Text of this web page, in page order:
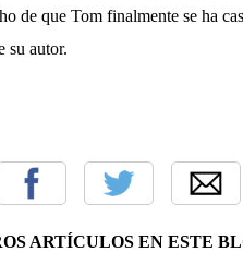
de que Tom finalmente se ha
su autor.
ARTÍCULOS EN ESTE